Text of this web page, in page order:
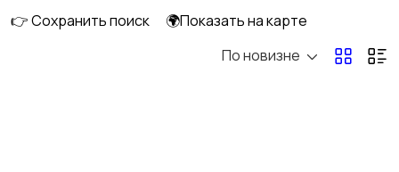
Водные виды спорта
👉 Сохранить поиск
🌍Показать на карте
По новизне